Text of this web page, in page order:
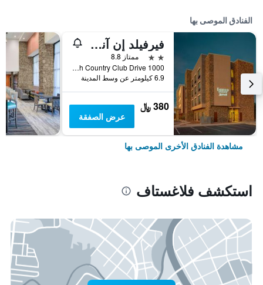
الفنادق الموصى بها
فيرفيلد إن آند سويتس باي ماريوت فلاجستاف نورث إيست
2 نجمتين
ممتاز 8.8
1000 North Country Club Drive, فلاغستاف, AZ, الولايات المتحدة الأميريكية
6.9 كيلومتر عن وسط المدينة
380 ﷼
عرض الصفقة
مشاهدة الفنادق الأخرى الموصى بها
استكشف فلاغستاف